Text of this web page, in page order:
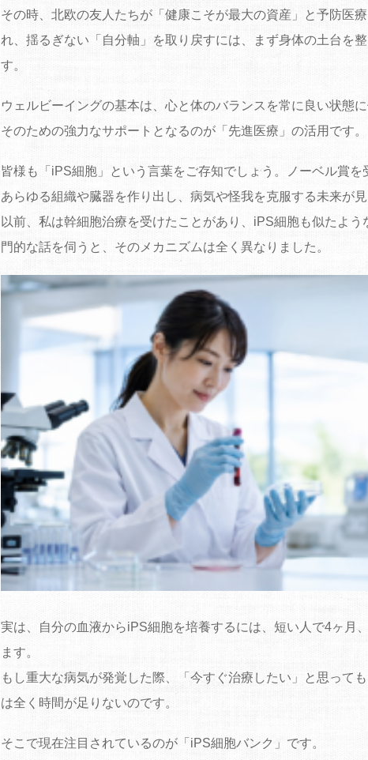
その時、北欧の友人たちが「健康こそが最大の資産」と予防医
れ、揺るぎない「自分軸」を取り戻すには、まず身体の土台を
す。
ウェルビーイングの基本は、心と体のバランスを常に良い状態に
そのための強力なサポートとなるのが「先進医療」の活用です。
皆様も「iPS細胞」という言葉をご存知でしょう。ノーベル賞を
あらゆる組織や臓器を作り出し、病気や怪我を克服する未来が見
以前、私は幹細胞治療を受けたことがあり、iPS細胞も似たよ
門的な話を伺うと、そのメカニズムは全く異なりました。
実は、自分の血液からiPS細胞を培養するには、短い人で4ヶ月
ます。
もし重大な病気が発覚した際、「今すぐ治療したい」と思って
は全く時間が足りないのです。
そこで現在注目されているのが「iPS細胞バンク」です。